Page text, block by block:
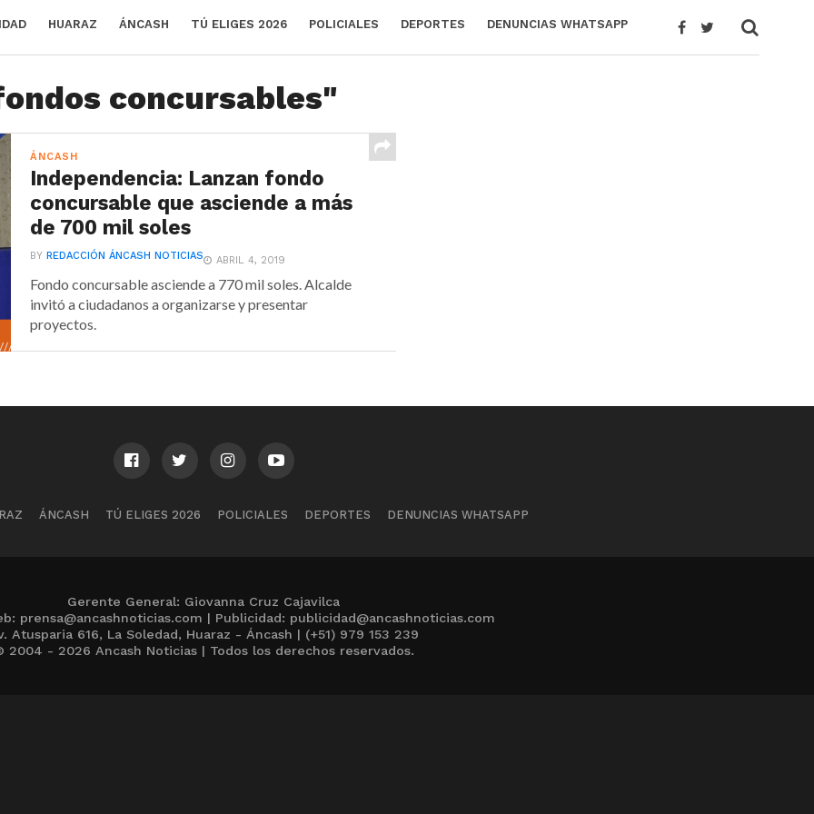
HUARAZ ÁNCASH TÚ ELIGES 2026 POLICIALES DEPORTES DENUNCIAS WHATSAPP
concursables"
ÁNCASH
Independencia: Lanzan fondo
concursable que asciende a más
de 700 mil soles
BYREDACCIÓN ÁNCASH NOTICIAS ABRIL 4, 2019
Fondo concursable asciende a 770 mil soles. Alcalde
invitó a ciudadanos a organizarse y presentar
proyectos.
ÁNCASH TÚ ELIGES 2026 POLICIALES DEPORTES DENUNCIAS WHATSAPP
Gerente General: Giovanna Cruz Cajavilca
prensa@ancashnoticias.com | Publicidad: publicidad@ancashnoticias.com
Atusparia 616, La Soledad, Huaraz - Áncash | (+51) 979 153 239
2004 - 2026 Ancash Noticias | Todos los derechos reservados.